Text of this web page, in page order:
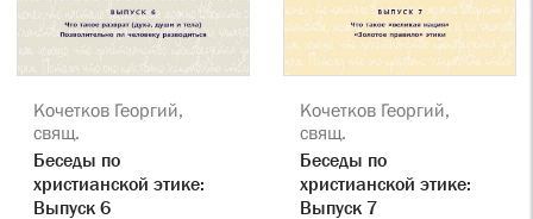
Кочетков Георгий,
свящ.
Беседы по
христианской этике:
Выпуск 6
Кочетков Георгий,
свящ.
Беседы по
христианской этике:
Выпуск 7